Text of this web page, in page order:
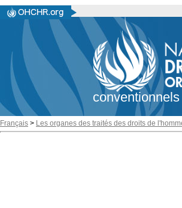
conventionnels
Français > Les organes des traités des droits de